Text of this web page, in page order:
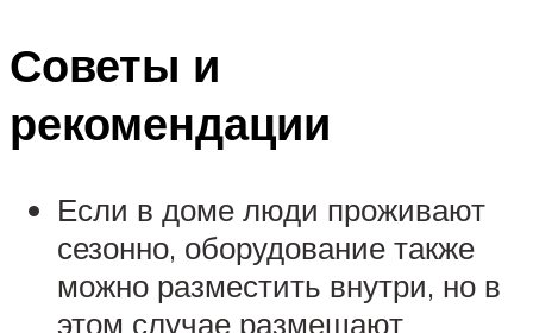
Советы и
рекомендации
Если в доме люди проживают
сезонно, оборудование также
можно разместить внутри, но в
этом случае размещают